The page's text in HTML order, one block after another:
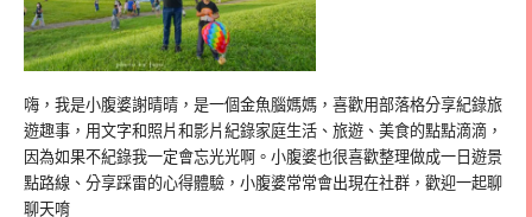
嗨，我是小腹婆謝晴晴，是一個金魚腦媽媽，喜歡用部落格分享紀錄旅
遊趣事，用文字和照片和影片紀錄家庭生活、旅遊、美食的點點滴滴，
因為如果不紀錄我一定會忘光光啊。小腹婆也很喜歡整理做成一日遊景
點路線、分享踩雷的心得體驗，小腹婆常常會出現在社群，歡迎一起聊
聊天唷